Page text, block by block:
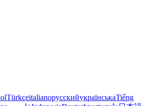
TürkçeitalianoрусскийукраїнськаTiếng